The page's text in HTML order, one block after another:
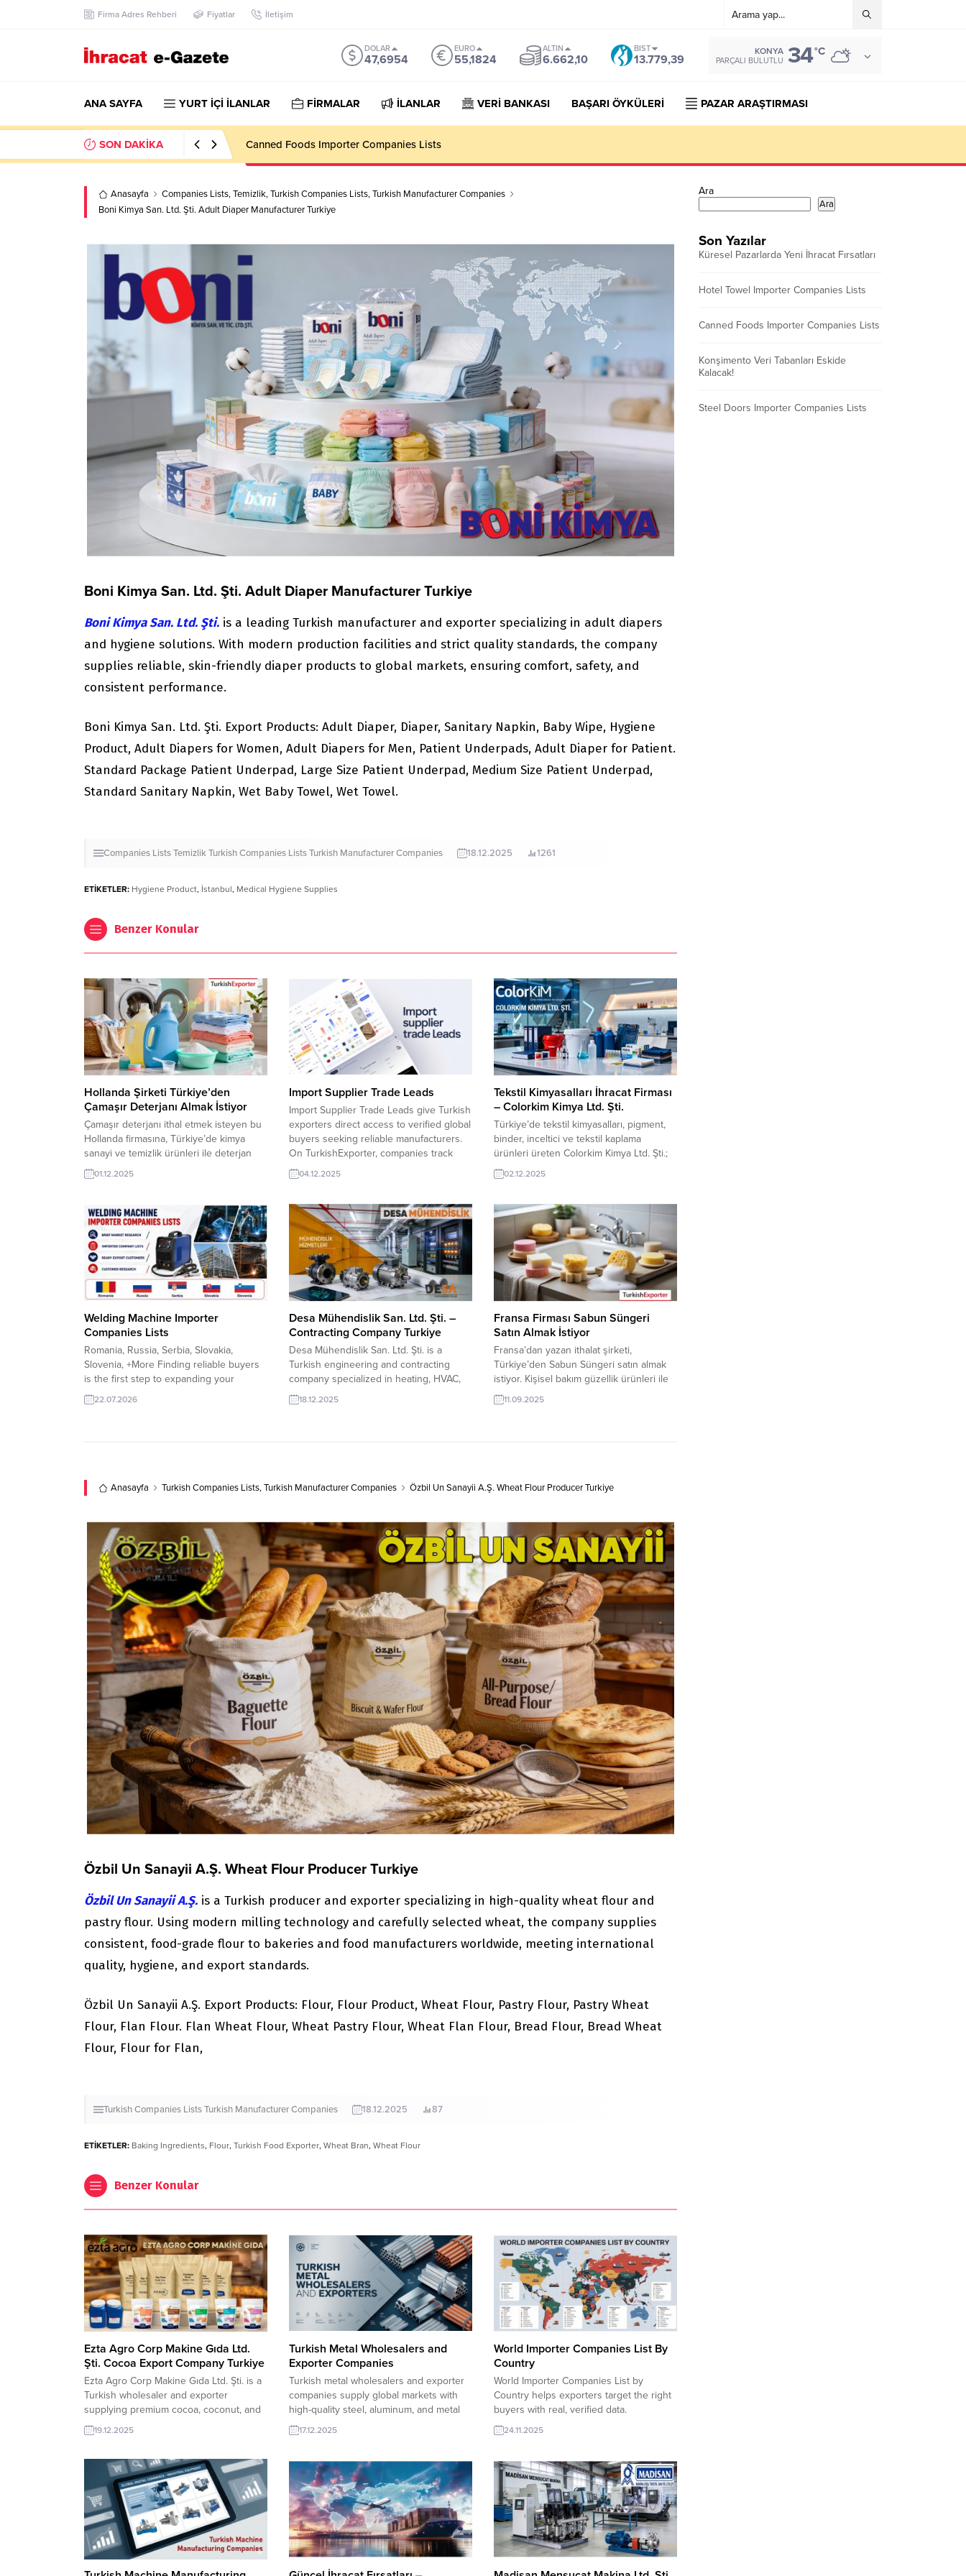
Firma Adres Rehberi Fiyatlar İletişim
DOLAR
47,6954
EURO
55,1824
ALTIN
6.662,10
BIST
13.779,39
KONYA
PARÇALI BULUTLU 34°C
ANA SAYFA YURT İÇİ İLANLAR FİRMALAR İLANLAR VERİ BANKASI BAŞARI ÖYKÜLERİ PAZAR ARAŞTIRMASI
SON DAKİKA Canned Foods Importer Companies Lists
Anasayfa Companies Lists,Temizlik,Turkish Companies Lists,Turkish Manufacturer Companies
Boni Kimya San. Ltd. Şti. Adult Diaper Manufacturer Turkiye
Boni Kimya San. Ltd. Şti. Adult Diaper Manufacturer Turkiye
Boni Kimya San. Ltd. Şti. is a leading Turkish manufacturer and exporter specializing in adult diapers
and hygiene solutions. With modern production facilities and strict quality standards, the company
supplies reliable, skin-friendly diaper products to global markets, ensuring comfort, safety, and
consistent performance.
Boni Kimya San. Ltd. Şti. Export Products: Adult Diaper, Diaper, Sanitary Napkin, Baby Wipe, Hygiene
Product, Adult Diapers for Women, Adult Diapers for Men, Patient Underpads, Adult Diaper for Patient.
Standard Package Patient Underpad, Large Size Patient Underpad, Medium Size Patient Underpad,
Standard Sanitary Napkin, Wet Baby Towel, Wet Towel.
Companies ListsTemizlikTurkish Companies ListsTurkish Manufacturer Companies 18.12.2025 1261
ETİKETLER: Hygiene Product, İstanbul, Medical Hygiene Supplies
Benzer Konular
Hollanda Şirketi Türkiye’den
Çamaşır Deterjanı Almak İstiyor
Çamaşır deterjanı ithal etmek isteyen bu
Hollanda firmasına, Türkiye’de kimya
sanayi ve temizlik ürünleri ile deterjan
üreticisi veya tedarikçisi olan ihracatçı
firmalar teklif sunabilirler. Yeni bir ihracat
bilgilerine TurkishExporter VIP üyeleri ile
TE üyelik kredisi sahibi ihracat şirketleri
erişebilmektedir. ➤ Bu ithalat alım...
01.12.2025
Import Supplier Trade Leads
Import Supplier Trade Leads give Turkish
exporters direct access to verified global
buyers seeking reliable manufacturers.
On TurkishExporter, companies track
real-time demand, respond to fresh
RFQs, and build faster B2B connections
export growth. Georgia buyer searches
for Pvc Membrane Pakistan buyer
imports Bra Iran...
04.12.2025
Tekstil Kimyasalları İhracat Firması
– Colorkim Kimya Ltd. Şti.
Türkiye’de tekstil kimyasalları, pigment,
binder, inceltici ve tekstil kaplama
ürünleri üreten Colorkim Kimya Ltd. Şti.;
yüksek kaliteli çözümleriyle küresel
tekstil tedarik zincirine güç katıyor.
ve hızlı sevkiyat kapasitesiyle dünya
genelinde birçok üreticiye güvenilir
ihracat ortağı olarak hizmet veriyor.
Colorkim Kimya Ltd. Şti., aynı zamanda bu
alanda...
02.12.2025
Welding Machine Importer
Companies Lists
Romania, Russia, Serbia, Slovakia,
Slovenia, +More Finding reliable buyers
is the first step to expanding your
welding machine exports. Our Welding
Machine Importer Companies Lists cover
includes up-to-date company insights
that support...
22.07.2026
Desa Mühendislik San. Ltd. Şti. –
Contracting Company Turkiye
Desa Mühendislik San. Ltd. Şti. is a
Turkish engineering and contracting
company specialized in heating, HVAC,
and cooling systems. The company
delivers turnkey mechanical solutions for
standards. Export Products and Services:
Heating,...
18.12.2025
Fransa Firması Sabun Süngeri
Satın Almak İstiyor
Fransa’dan yazan ithalat şirketi,
Türkiye’den Sabun Süngeri satın almak
istiyor. Kişisel bakım güzellik ürünleri ile
sünger üreticisi ve tedarikçisi olan Türk
şirketler için Fransa’dan gelen bu talep
11.09.2025
Anasayfa Turkish Companies Lists,Turkish Manufacturer Companies Özbil Un Sanayii A.Ş. Wheat Flour Producer Turkiye
Özbil Un Sanayii A.Ş. Wheat Flour Producer Turkiye
Özbil Un Sanayii A.Ş. is a Turkish producer and exporter specializing in high-quality wheat flour and
pastry flour. Using modern milling technology and carefully selected wheat, the company supplies
consistent, food-grade flour to bakeries and food manufacturers worldwide, meeting international
quality, hygiene, and export standards.
Özbil Un Sanayii A.Ş. Export Products: Flour, Flour Product, Wheat Flour, Pastry Flour, Pastry Wheat
Flour, Flan Flour. Flan Wheat Flour, Wheat Pastry Flour, Wheat Flan Flour, Bread Flour, Bread Wheat
Flour, Flour for Flan,
Turkish Companies ListsTurkish Manufacturer Companies 18.12.2025 87
ETİKETLER: Baking Ingredients, Flour, Turkish Food Exporter, Wheat Bran, Wheat Flour
Benzer Konular
Ezta Agro Corp Makine Gıda Ltd.
Şti. Cocoa Export Company Turkiye
Ezta Agro Corp Makine Gıda Ltd. Şti. is a
Turkish wholesaler and exporter
supplying premium cocoa, coconut, and
coconut powder to global food
manufacturers and distributors. With
flexible bulk packaging, the company
supports confectionery, bakery,
beverage, and ingredient markets
worldwide. Export Products and
Services: Cocoa,...
19.12.2025
Turkish Metal Wholesalers and
Exporter Companies
Turkish metal wholesalers and exporter
companies supply global markets with
high-quality steel, aluminum, and metal
products. Backed by strong
manufacturing capacity and competitive
sourcing, fast logistics, and flexible
production for international buyers
seeking trusted metal trade partners.
17.12.2025
World Importer Companies List By
Country
World Importer Companies List by
Country helps exporters target the right
buyers with real, verified data.
TurkishExporter’s global database
connects Turkish manufacturers to active
faster outreach, accurate matchmaking,
and higher conversion in international
trade. Mena Countries Importers and
Companies:Turkey, Turkiye, Saudi Arabia,
UAE, United Arab Emirates,...
24.11.2025
Ara
Ara
Son Yazılar
Küresel Pazarlarda Yeni İhracat Fırsatları
Hotel Towel Importer Companies Lists
Canned Foods Importer Companies Lists
Konşimento Veri Tabanları Eskide
Kalacak!
Steel Doors Importer Companies Lists